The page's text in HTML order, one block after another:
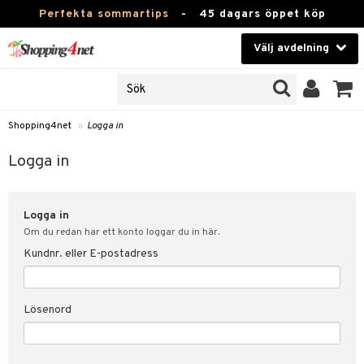
Perfekta sommartips - 45 dagars öppet köp
Välj avdelning
Kontaktlinser
Hälsokost
Fitness
Hem & Inredning
Leksaker, Barn & Baby
Varumärken
Shopping4net » Logga in
Logga in
Logga in
Om du redan har ett konto loggar du in här.
Kundnr. eller E-postadress
Lösenord
svar